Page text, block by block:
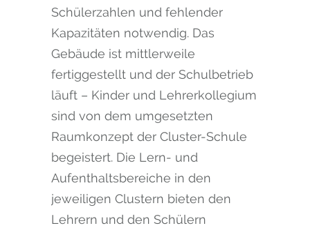
Schülerzahlen und fehlender
Kapazitäten notwendig. Das
Gebäude ist mittlerweile
fertiggestellt und der Schulbetrieb
läuft – Kinder und Lehrerkollegium
sind von dem umgesetzten
Raumkonzept der Cluster-Schule
begeistert. Die Lern- und
Aufenthaltsbereiche in den
jeweiligen Clustern bieten den
Lehrern und den Schülern